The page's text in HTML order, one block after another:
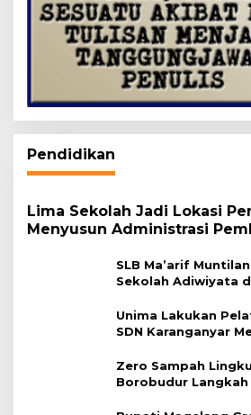
Pendidikan
Lima Sekolah Jadi Lokasi
Menyusun Administrasi
SLB Ma’arif
Sekolah Adiwiyata
Unima Lakukan
SDN Karanganyar
Zero Sampah
Borobudur